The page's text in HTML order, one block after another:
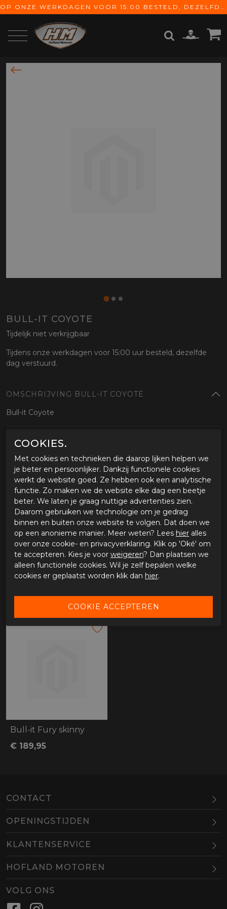
OP ONZE WERKDAGEN VOOR 15:00 BESTELD, DEZELFDE DAG VERZONDEN! GRATIS VERZENDING VANAF € 65,-
BULL-IT COYOTE
Tijdelijk niet verkrijgbaar
Tijdens onze werkdagen voor 15:00 uur besteld, dezelfde
dag verstuurd.
OMSCHRIJVING BULL-IT COYOTE
Bull-it Coyote
GERELATEERDE PRODUCTEN
Bull-it Fury skinny
Bull-it Coyote
Bull-it Fury skinny
€ 189,95
CONTACT
BEL EMAIL
OPENINGSTIJDEN
Maandag
Dinsdag
10.00-18.00
Woensdag
Donderdag
Vrijdag
KLANTENSERVICE
HOFLAND MOTOREN
VOLG ONS
COOKIES.
Met cookies en technieken die daarop lijken helpen we
je beter en persoonlijker. Dankzij functionele cookies
werkt de website goed. Ze hebben ook een analytische
functie. Zo maken we de website elke dag een beetje
beter. We laten je graag nuttige advertenties zien.
Daarom gebruiken we technologie om je gedrag
binnen en buiten onze website te volgen. Dat doen we
op een anonieme manier. Meer weten? Lees hier alles
over onze cookie- en privacyverklaring. Klik op 'Oké' om
te accepteren. Kies je voor weigeren? Dan plaatsen we
alleen functionele cookies. Wil je zelf bepalen welke
cookies er geplaatst worden klik dan hier.